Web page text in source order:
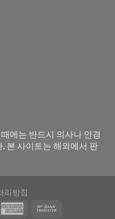
에는 반드시 의사나 안경
본 사이트는 해외에서 판
리방침